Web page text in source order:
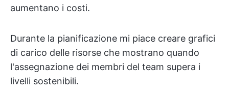
aumentano i costi.
Durante la pianificazione mi piace creare grafici
di carico delle risorse che mostrano quando
l'assegnazione dei membri del team supera i
livelli sostenibili.